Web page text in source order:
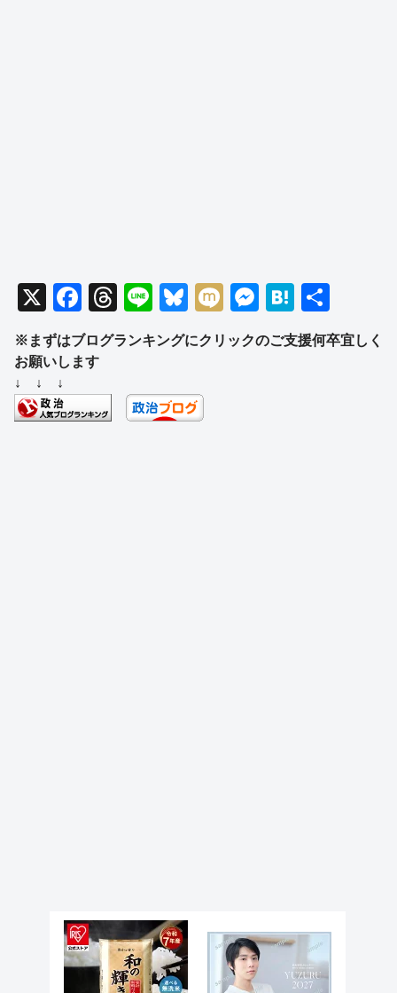
X
F
a
c
b
T
hr
e
d
Li
n
e
Bl
e
y
M
ixi
M
ss
H
at
e
有
※まずはブログランキングにクリックのご支援何卒宜しく
お願いします
↓ ↓ ↓